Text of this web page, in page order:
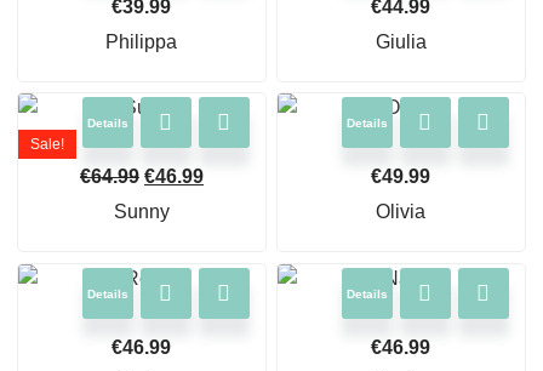
€39.99
Philippa
€44.99
Giulia
Sale!
Details
€64.99 €46.99
Sunny
Details
€49.99
Olivia
Details
€46.99
Details
€46.99